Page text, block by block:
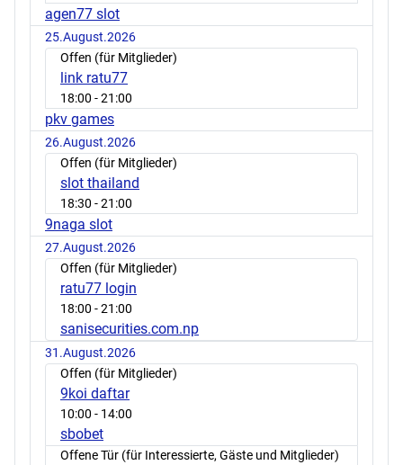
agen77 slot
25.August.2026
Offen (für Mitglieder)
link ratu77
18:00 - 21:00
pkv games
26.August.2026
Offen (für Mitglieder)
slot thailand
18:30 - 21:00
9naga slot
27.August.2026
Offen (für Mitglieder)
ratu77 login
18:00 - 21:00
sanisecurities.com.np
31.August.2026
Offen (für Mitglieder)
9koi daftar
10:00 - 14:00
sbobet
Offene Tür (für Interessierte, Gäste und Mitglieder)